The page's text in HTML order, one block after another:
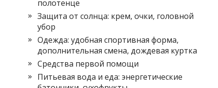
полотенце
Защита от солнца: крем, очки, головной
убор
Одежда: удобная спортивная форма,
дополнительная смена, дождевая куртка
Средства первой помощи
Питьевая вода и еда: энергетические